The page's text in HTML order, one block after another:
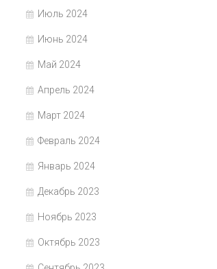
Июль 2024
Июнь 2024
Май 2024
Апрель 2024
Март 2024
Февраль 2024
Январь 2024
Декабрь 2023
Ноябрь 2023
Октябрь 2023